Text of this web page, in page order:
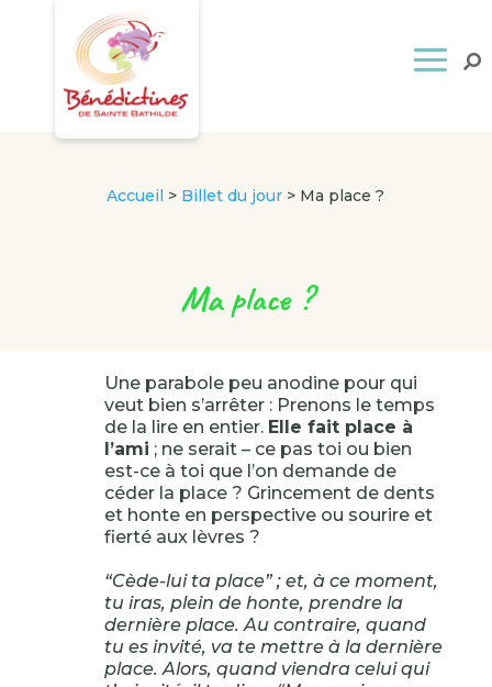
Accueil > Billet du jour > Ma place ?
Ma place ?
Une parabole peu anodine pour qui
veut bien s’arrêter : Prenons le temps
de la lire en entier. Elle fait place à
l’ami ; ne serait – ce pas toi ou bien
est-ce à toi que l’on demande de
céder la place ? Grincement de dents
et honte en perspective ou sourire et
fierté aux lèvres ?
“Cède-lui ta place” ; et, à ce moment,
tu iras, plein de honte, prendre la
dernière place. Au contraire, quand
tu es invité, va te mettre à la dernière
place. Alors, quand viendra celui qui